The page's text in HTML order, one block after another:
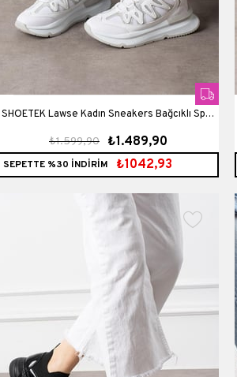
SHOETEK Lawse Kadın Sneakers Bağcıklı Spor
Ayakkabı Beyaz
₺1.489,90
₺1.599,90
SEPETTE %30 İNDİRİM ₺1042,93